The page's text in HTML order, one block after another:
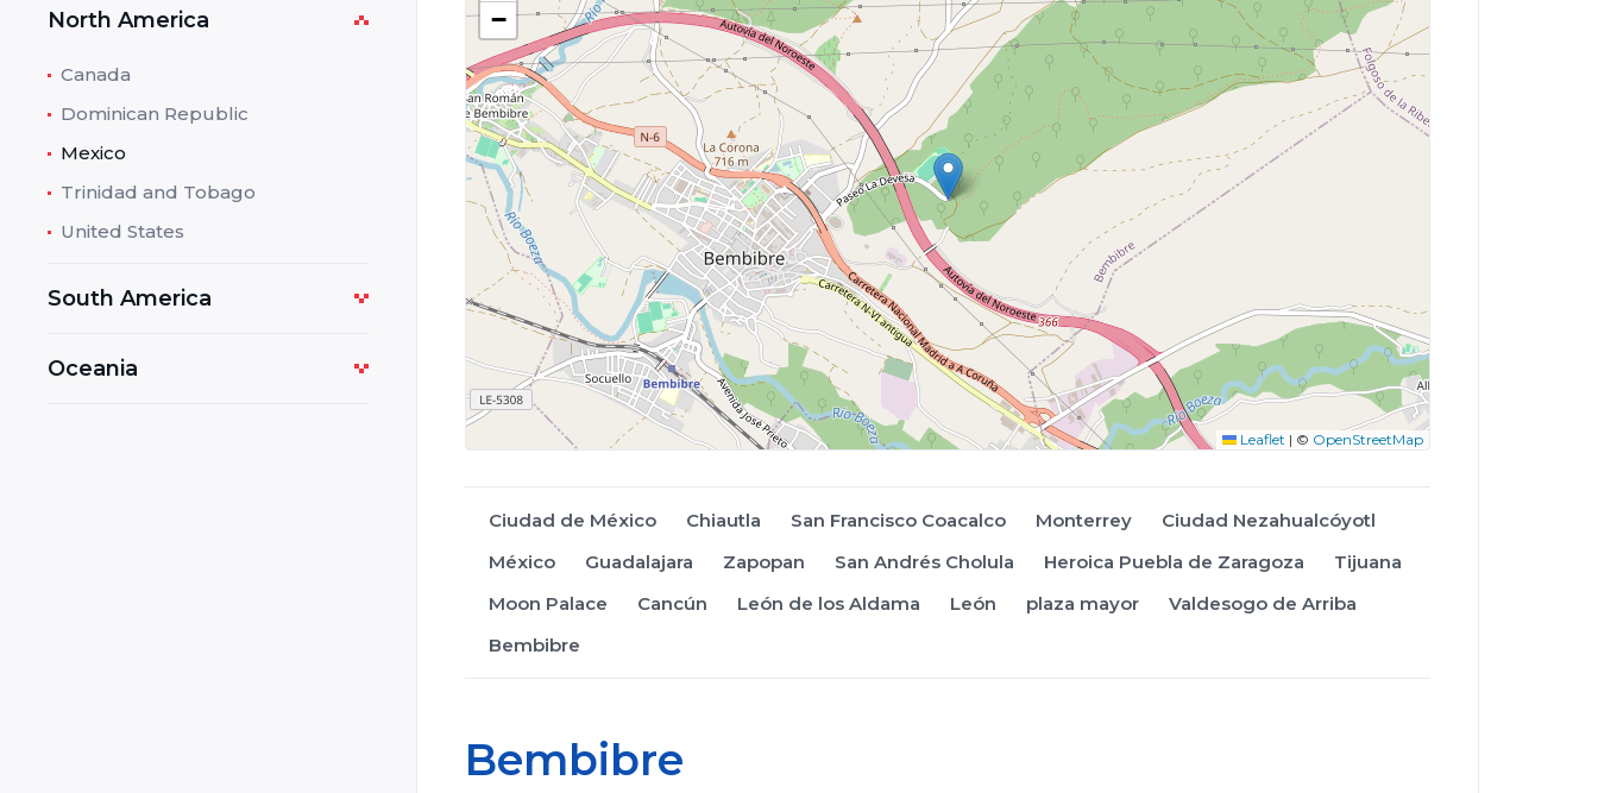
North America
Canada
Dominican Republic
Mexico
Trinidad and Tobago
United States
South America
Oceania
−
Leaflet | © OpenStreetMap
Ciudad de México Chiautla San Francisco Coacalco Monterrey
Ciudad Nezahualcóyotl
México
Guadalajara Zapopan San Andrés Cholula Heroica Puebla de Zaragoza
Tijuana
Moon Palace
Cancún León de los Aldama León plaza mayor
Valdesogo de Arriba
Bembibre
Bembibre